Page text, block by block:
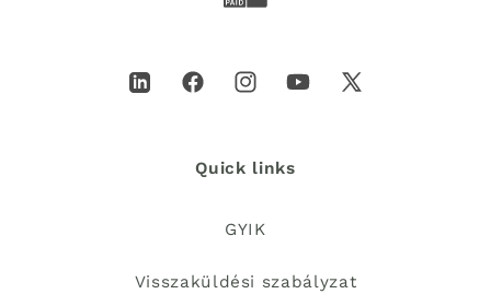
LinkedInFacebookInstagramYouTube
X
Quick links
GYIK
Visszaküldési szabályzat